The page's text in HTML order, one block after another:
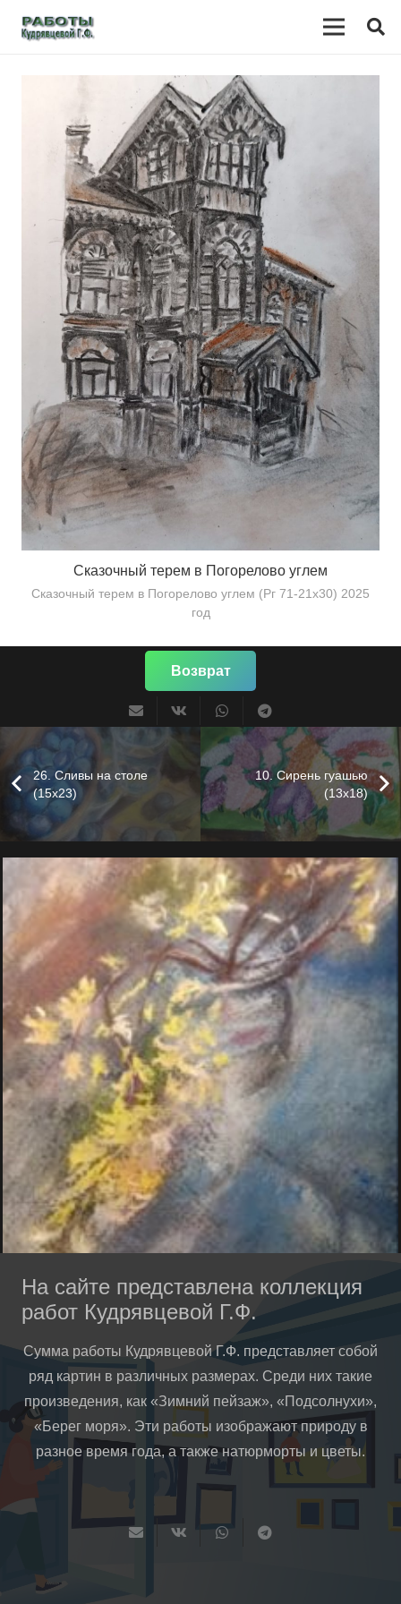
Сказочный терем в Погорелово углем
Сказочный терем в Погорелово углем (Рг 71-21х30) 2025
год
Возврат
26. Сливы на столе
(15х23)
10. Сирень гуашью
(13х18)
На сайте представлена коллекция
работ Кудрявцевой Г.Ф.
Сумма работы Кудрявцевой Г.Ф. представляет собой
ряд картин в различных размерах. Среди них такие
произведения, как «Зимний пейзаж», «Подсолнухи»,
«Берег моря». Эти работы изображают природу в
разное время года, а также натюрморты и цветы.